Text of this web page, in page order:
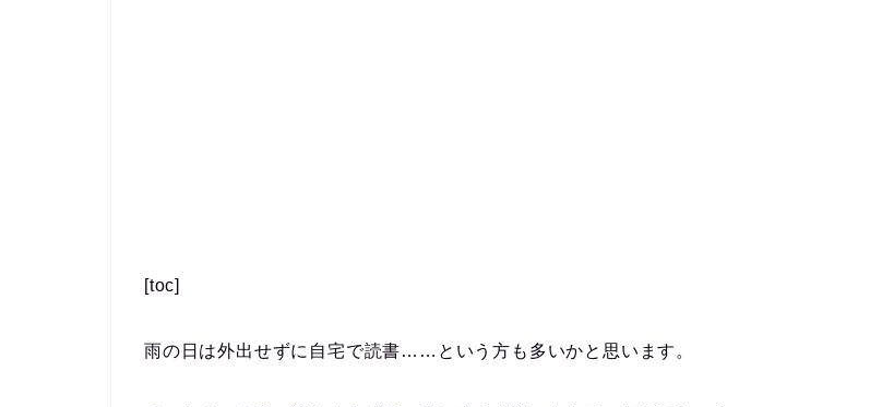
[toc]
雨の日は外出せずに自宅で読書……という方も多いかと思います。